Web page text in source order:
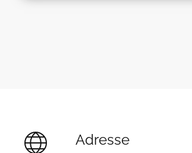
Adresse